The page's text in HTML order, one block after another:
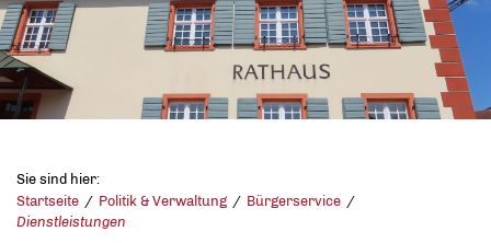
Sie sind hier:
Startseite
Politik & Verwaltung
Bürgerservice
Dienstleistungen